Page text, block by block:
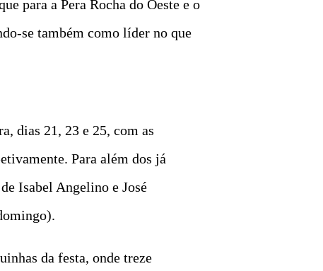
para a Pera Rocha do Oeste e o
se também como líder no que
dias 21, 23 e 25, com as
Para além dos já
Isabel Angelino e José
da festa, onde treze